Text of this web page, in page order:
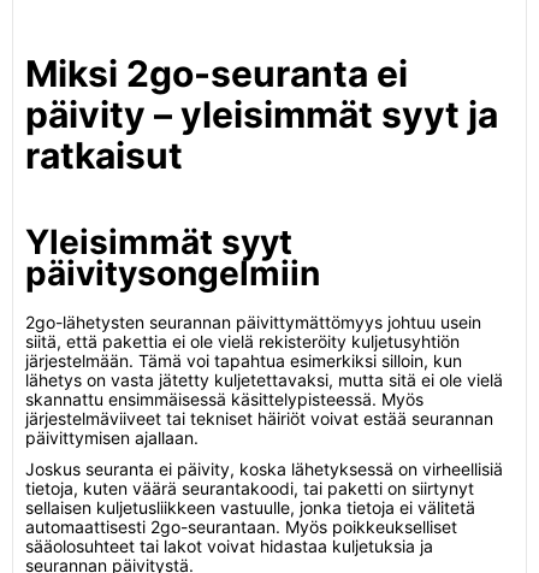
Miksi 2go-seuranta ei
päivity – yleisimmät syyt ja
ratkaisut
Yleisimmät syyt
päivitysongelmiin
2go-lähetysten seurannan päivittymättömyys johtuu usein
siitä, että pakettia ei ole vielä rekisteröity kuljetusyhtiön
järjestelmään. Tämä voi tapahtua esimerkiksi silloin, kun
lähetys on vasta jätetty kuljetettavaksi, mutta sitä ei ole vielä
skannattu ensimmäisessä käsittelypisteessä. Myös
järjestelmäviiveet tai tekniset häiriöt voivat estää seurannan
päivittymisen ajallaan.
Joskus seuranta ei päivity, koska lähetyksessä on virheellisiä
tietoja, kuten väärä seurantakoodi, tai paketti on siirtynyt
sellaisen kuljetusliikkeen vastuulle, jonka tietoja ei välitetä
automaattisesti 2go-seurantaan. Myös poikkeukselliset
sääolosuhteet tai lakot voivat hidastaa kuljetuksia ja
seurannan päivitystä.